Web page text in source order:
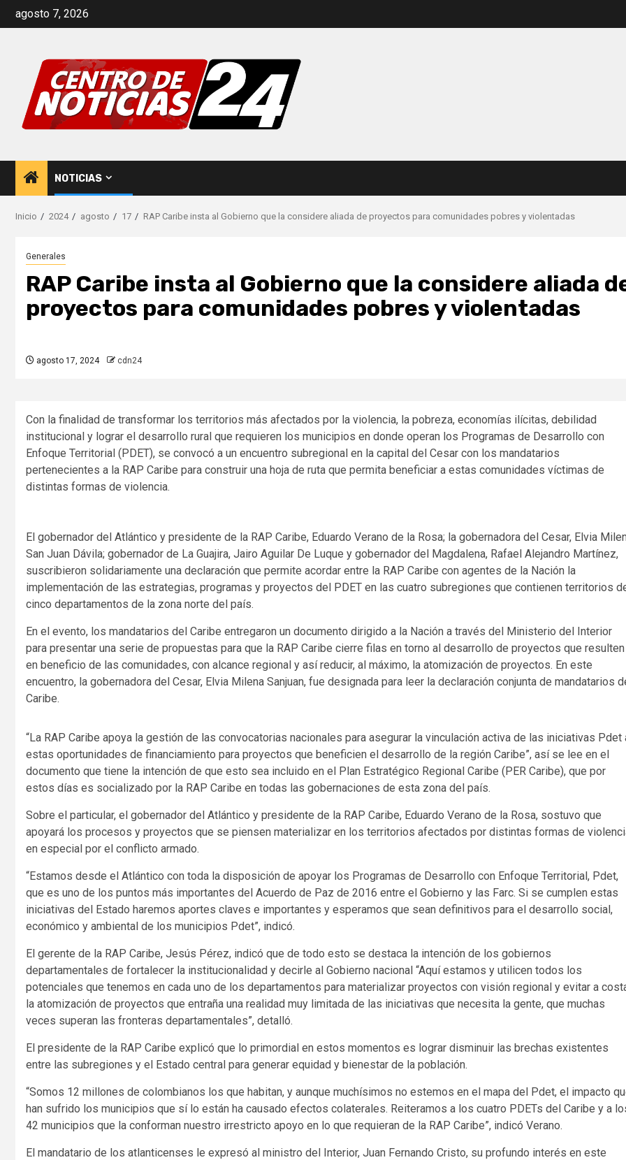
agosto 7, 2026
NOTICIAS
Inicio 2024 agosto 17 RAP Caribe insta al Gobierno que la considere aliada de proyectos para comunidades pobres y violentadas
Generales
RAP Caribe insta al Gobierno que la considere aliada
proyectos para comunidades pobres y violentadas
agosto 17, 2024 cdn24
Con la finalidad de transformar los territorios más afectados por la violencia, la pobreza, economías ilícitas, debilidad
institucional y lograr el desarrollo rural que requieren los municipios en donde operan los Programas de Desarrollo con
Enfoque Territorial (PDET), se convocó a un encuentro subregional en la capital del Cesar con los mandatarios
pertenecientes a la RAP Caribe para construir una hoja de ruta que permita beneficiar a estas comunidades víctimas de
distintas formas de violencia.
El gobernador del Atlántico y presidente de la RAP Caribe, Eduardo Verano de la Rosa; la gobernadora del Cesar, Elvia
San Juan Dávila; gobernador de La Guajira, Jairo Aguilar De Luque y gobernador del Magdalena, Rafael Alejandro Martínez,
suscribieron solidariamente una declaración que permite acordar entre la RAP Caribe con agentes de la Nación la
implementación de las estrategias, programas y proyectos del PDET en las cuatro subregiones que contienen territorios
cinco departamentos de la zona norte del país.
En el evento, los mandatarios del Caribe entregaron un documento dirigido a la Nación a través del Ministerio del Interior
para presentar una serie de propuestas para que la RAP Caribe cierre filas en torno al desarrollo de proyectos que resulten
en beneficio de las comunidades, con alcance regional y así reducir, al máximo, la atomización de proyectos. En este
encuentro, la gobernadora del Cesar, Elvia Milena Sanjuan, fue designada para leer la declaración conjunta de mandatarios
Caribe.
“La RAP Caribe apoya la gestión de las convocatorias nacionales para asegurar la vinculación activa de las iniciativas Pdet
estas oportunidades de financiamiento para proyectos que beneficien el desarrollo de la región Caribe”, así se lee en el
documento que tiene la intención de que esto sea incluido en el Plan Estratégico Regional Caribe (PER Caribe), que por
estos días es socializado por la RAP Caribe en todas las gobernaciones de esta zona del país.
Sobre el particular, el gobernador del Atlántico y presidente de la RAP Caribe, Eduardo Verano de la Rosa, sostuvo que
apoyará los procesos y proyectos que se piensen materializar en los territorios afectados por distintas formas de
en especial por el conflicto armado.
“Estamos desde el Atlántico con toda la disposición de apoyar los Programas de Desarrollo con Enfoque Territorial, Pdet,
que es uno de los puntos más importantes del Acuerdo de Paz de 2016 entre el Gobierno y las Farc. Si se cumplen estas
iniciativas del Estado haremos aportes claves e importantes y esperamos que sean definitivos para el desarrollo social,
económico y ambiental de los municipios Pdet”, indicó.
El gerente de la RAP Caribe, Jesús Pérez, indicó que de todo esto se destaca la intención de los gobiernos
departamentales de fortalecer la institucionalidad y decirle al Gobierno nacional “Aquí estamos y utilicen todos los
potenciales que tenemos en cada uno de los departamentos para materializar proyectos con visión regional y evitar a
la atomización de proyectos que entraña una realidad muy limitada de las iniciativas que necesita la gente, que muchas
veces superan las fronteras departamentales”, detalló.
El presidente de la RAP Caribe explicó que lo primordial en estos momentos es lograr disminuir las brechas existentes
entre las subregiones y el Estado central para generar equidad y bienestar de la población.
“Somos 12 millones de colombianos los que habitan, y aunque muchísimos no estemos en el mapa del Pdet, el impacto
han sufrido los municipios que sí lo están ha causado efectos colaterales. Reiteramos a los cuatro PDETs del Caribe y a
42 municipios que la conforman nuestro irrestricto apoyo en lo que requieran de la RAP Caribe”, indicó Verano.
El mandatario de los atlanticenses le expresó al ministro del Interior, Juan Fernando Cristo, su profundo interés en este